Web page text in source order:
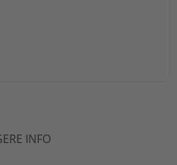
INFO